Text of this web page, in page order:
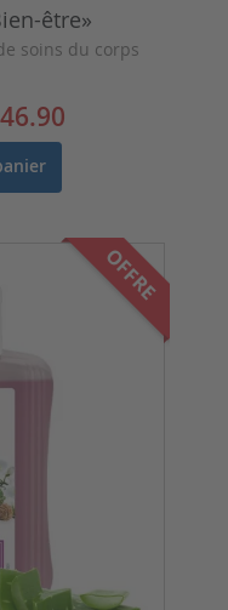
être»
soins du corps
OFFRE